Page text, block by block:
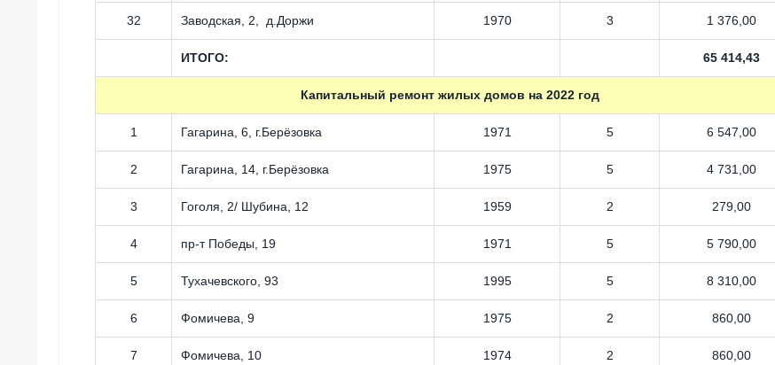
32 Заводская, 2, д.Доржи 1970 3 1 376,00
ИТОГО: 65 414,43
Капитальный ремонт жилых домов на 2022 год
1 Гагарина, 6, г.Берёзовка 1971 5 6 547,00
2 Гагарина, 14, г.Берёзовка 1975 5 4 731,00
3 Гоголя, 2/ Шубина, 12 1959 2 279,00
4 пр-т Победы, 19 1971 5 5 790,00
5 Тухачевского, 93 1995 5 8 310,00
6 Фомичева, 9 1975 2 860,00
7 Фомичева, 10 1974 2 860,00